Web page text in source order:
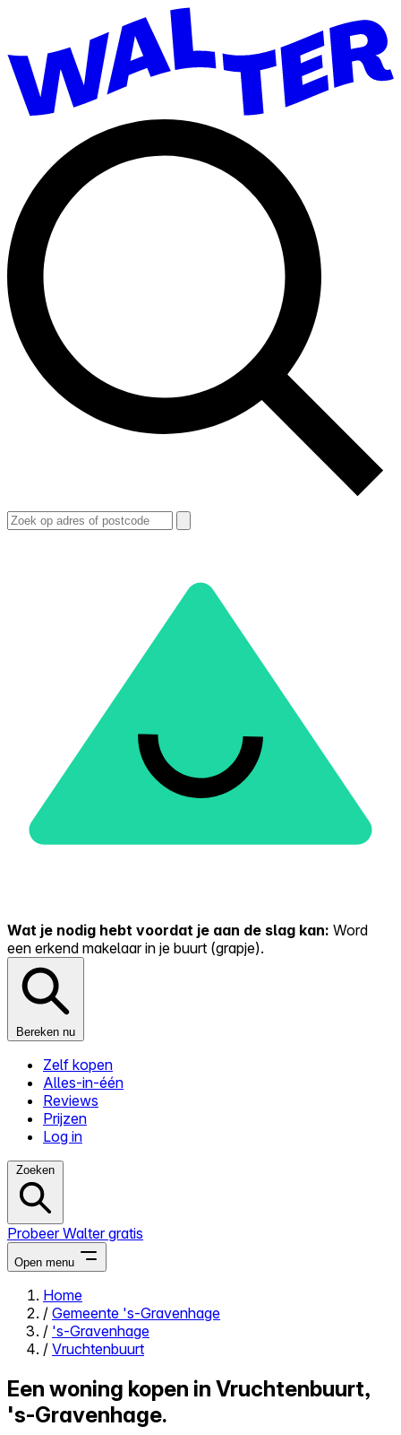
Wat je nodig hebt voordat je aan de slag kan: Word
een erkend makelaar in je buurt (grapje).
Bereken nu
Zelf kopen
Alles-in-één
Reviews
Prijzen
Log in
Zoeken
Probeer Walter gratis
Open menu
Close menu
Zelf kopen
Home
/ Gemeente 's-Gravenhage
/ 's-Gravenhage
/ Vruchtenbuurt
Een woning kopen in Vruchtenbuurt,
's-Gravenhage.